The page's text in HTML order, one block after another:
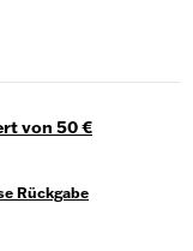
von 50 €
Rückgabe